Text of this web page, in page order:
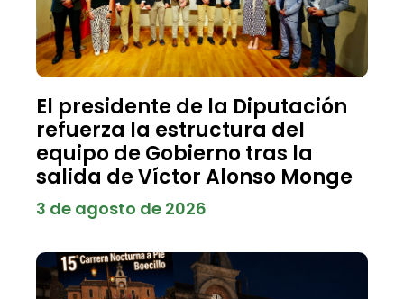
El presidente de la Diputación
refuerza la estructura del
equipo de Gobierno tras la
salida de Víctor Alonso Monge
3 de agosto de 2026